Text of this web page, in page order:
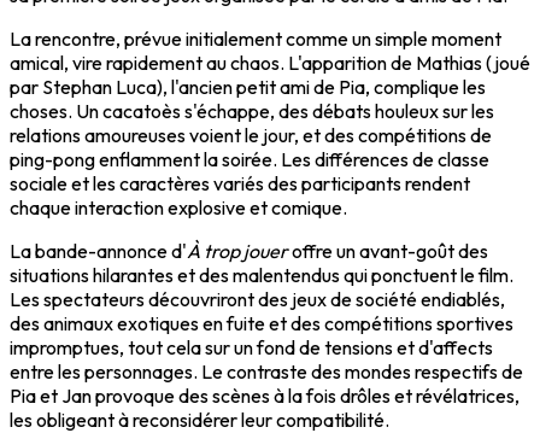
La rencontre, prévue initialement comme un simple moment
amical, vire rapidement au chaos. L'apparition de Mathias (joué
par Stephan Luca), l'ancien petit ami de Pia, complique les
choses. Un cacatoès s'échappe, des débats houleux sur les
relations amoureuses voient le jour, et des compétitions de
ping-pong enflamment la soirée. Les différences de classe
sociale et les caractères variés des participants rendent
chaque interaction explosive et comique.
La bande-annonce d'À trop joueroffre un avant-goût des
situations hilarantes et des malentendus qui ponctuent le film.
Les spectateurs découvriront des jeux de société endiablés,
des animaux exotiques en fuite et des compétitions sportives
impromptues, tout cela sur un fond de tensions et d'affects
entre les personnages. Le contraste des mondes respectifs de
Pia et Jan provoque des scènes à la fois drôles et révélatrices,
les obligeant à reconsidérer leur compatibilité.